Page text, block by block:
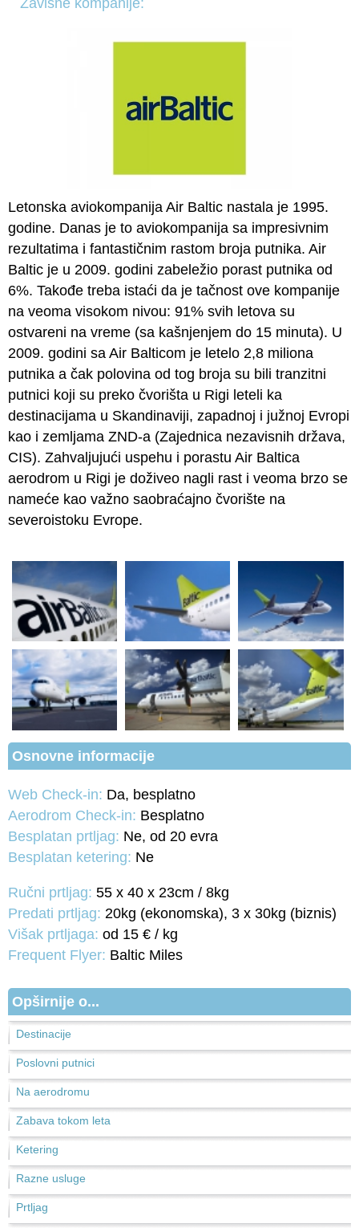
Zavisne kompanije:
Letonska aviokompanija Air Baltic nastala je 1995.
godine. Danas je to aviokompanija sa impresivnim
rezultatima i fantastičnim rastom broja putnika. Air
Baltic je u 2009. godini zabeležio porast putnika od
6%. Takođe treba istaći da je tačnost ove kompanije
na veoma visokom nivou: 91% svih letova su
ostvareni na vreme (sa kašnjenjem do 15 minuta). U
2009. godini sa Air Balticom je letelo 2,8 miliona
putnika a čak polovina od tog broja su bili tranzitni
putnici koji su preko čvorišta u Rigi leteli ka
destinacijama u Skandinaviji, zapadnoj i južnoj Evropi
kao i zemljama ZND-a (Zajednica nezavisnih država,
CIS). Zahvaljujući uspehu i porastu Air Baltica
aerodrom u Rigi je doživeo nagli rast i veoma brzo se
nameće kao važno saobraćajno čvorište na
severoistoku Evrope.
Osnovne informacije
Web Check-in: Da, besplatno
Aerodrom Check-in: Besplatno
Besplatan prtljag: Ne, od 20 evra
Besplatan ketering: Ne
Ručni prtljag: 55 x 40 x 23cm / 8kg
Predati prtljag: 20kg (ekonomska), 3 x 30kg (biznis)
Višak prtljaga: od 15 € / kg
Frequent Flyer: Baltic Miles
Opširnije o...
Destinacije
Poslovni putnici
Na aerodromu
Zabava tokom leta
Ketering
Razne usluge
Prtljag